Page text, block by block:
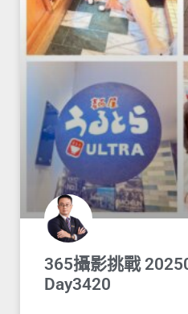
365攝影挑戰
Day3420